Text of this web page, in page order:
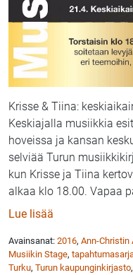
Krisse & Tiina:
Keskiajalla musiikkia
hoveissa ja kansan
selviää Turun
kun Krisse ja Tiina
alkaa klo 18.00. Vapaa
Lue lisää
Avainsanat: 2016, Ann-Christin
Musiikin Stage,
Turku, Turun kaupunginkirjasto,